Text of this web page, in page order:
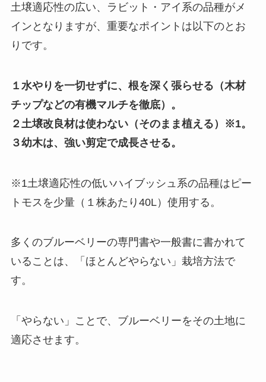
土壌適応性の広い、ラビット・アイ系の品種がメ
インとなりますが、重要なポイントは以下のとお
りです。
１水やりを一切せずに、根を深く張らせる（木材
チップなどの有機マルチを徹底）。
２土壌改良材は使わない（そのまま植える）※1。
３幼木は、強い剪定で成長させる。
※1土壌適応性の低いハイブッシュ系の品種はピー
トモスを少量（１株あたり40L）使用する。
多くのブルーベリーの専門書や一般書に書かれて
いることは、「ほとんどやらない」栽培方法で
す。
「やらない」ことで、ブルーベリーをその土地に
適応させます。